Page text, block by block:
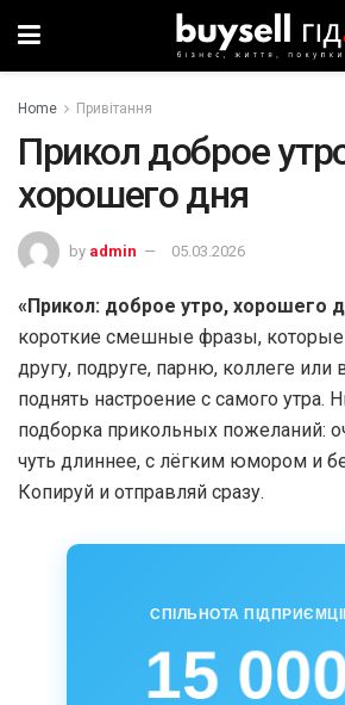
Home Привітання
Прикол доброе
хорошего дня
by admin 05.03.2026
«Прикол: доброе утро, хорошего
короткие смешные фразы,
другу, подруге, парню, коллеге или
поднять настроение с самого утра.
подборка прикольных пожеланий:
чуть длиннее, с лёгким юмором и
Копируй и отправляй сразу.
СПІЛЬНОТА
15